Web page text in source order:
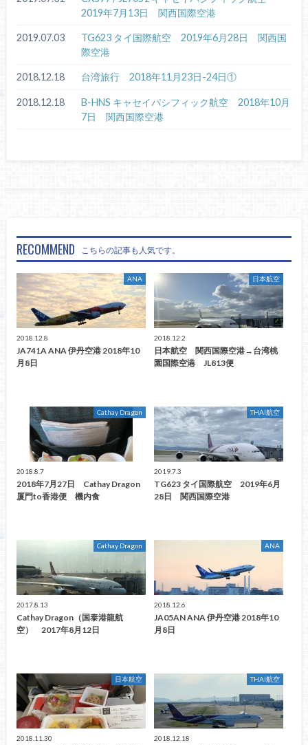
2019年7月13日 関西国際空港
2019.07.03
TG623 タイ国際航空 2019年6月28日 関西国
際空港
2018.12.18 台湾旅行 2018年11月23日-24日①
2018.12.18
B-HNS キャセイパシフィック航空 2018年10月
7日 関西国際空港
RECOMMEND こちらの記事も人気です。
ANA
2018.12.8
JA741A ANA 伊丹空港 2018年10
月8日
日本航空
2018.12.2
日本航空 関西国際空港→台湾桃
園国際空港 JL813便
Cathay Dragon
2018.8.7
2018年7月27日 Cathay Dragon
厦門to香港便 機内食
THAI航空
2019.7.3
TG623 タイ国際航空 2019年6月
28日 関西国際空港
Cathay Dragon
2017.8.13
Cathay Dragon（国泰港龍航
空） 2017年8月12日
ANA
2018.12.6
JA05AN ANA 伊丹空港 2018年10
月8日
日本航空
2018.11.30
THAI航空
2018.12.18